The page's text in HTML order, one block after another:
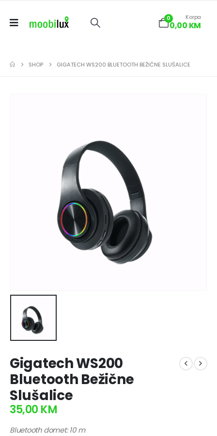
0 Korpa
0,00 KM
SHOP GIGATECH WS200 BLUETOOTH BEŽIČNE SLUŠALICE
Gigatech WS200
Bluetooth Bežične
Slušalice
35,00 KM
Bluetooth domet: 10 m